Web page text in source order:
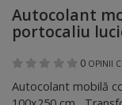
Autocolant
portocaliu
0 OPINII
Autocolant mobilă